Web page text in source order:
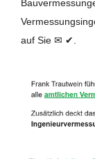
auf Sie ✉ ✔.